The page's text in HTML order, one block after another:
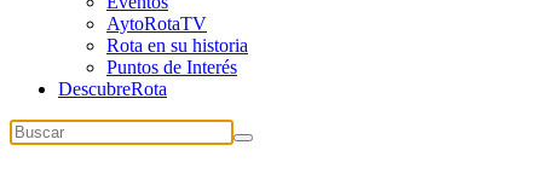
AytoRotaTV
Rota en su historia
Puntos de Interés
DescubreRota